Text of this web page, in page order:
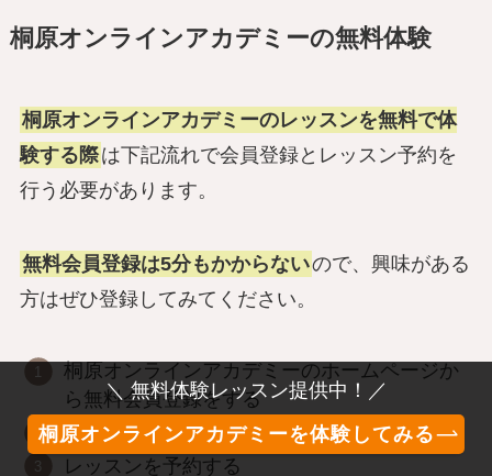
桐原オンラインアカデミーの無料体験
桐原オンラインアカデミーのレッスンを無料で体
験する際は下記流れで会員登録とレッスン予約を
行う必要があります。
無料会員登録は5分もかからないので、興味がある
方はぜひ登録してみてください。
桐原オンラインアカデミーのホームページか
ら無料会員登録をする
プロフィールやアンケートを記入する
レッスンを予約する
＼ 無料体験レッスン提供中！／
桐原オンラインアカデミーを体験してみる